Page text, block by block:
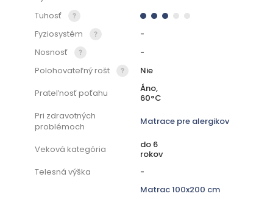
Tuhosť
Fyziosystém
-
Nosnosť
-
Polohovateľný rošt
Nie
Prateľnosť poťahu
Áno,
60°C
Pri zdravotných
problémoch
Matrace pre alergikov
Veková kategória
do 6
rokov
Telesná výška
-
Matrac 100x200 cm